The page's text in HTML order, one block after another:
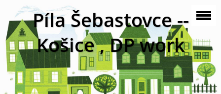
Píla Šebastovce --
Košice , DP work